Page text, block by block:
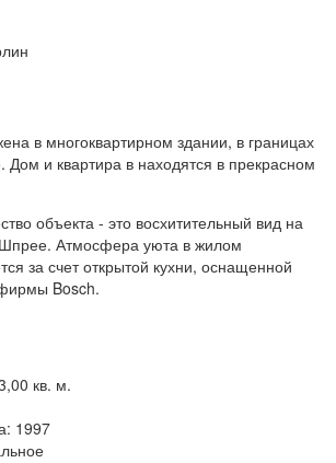
в многоквартирном здании, в границах
и квартира в находятся в прекрасном
объекта - это восхитительный вид на
Атмосфера уюта в жилом
за счет открытой кухни, оснащенной
Bosch.
кв. м.
1997